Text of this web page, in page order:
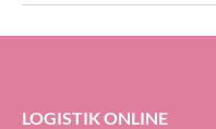
LOGISTIK ONLINE